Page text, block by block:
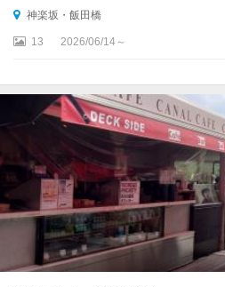
築
・
島
原
・
道
神楽坂・飯田橋
13 2026/06/14～